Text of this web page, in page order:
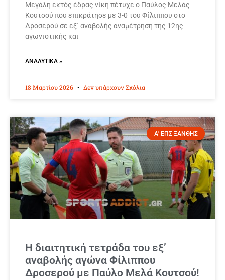
Μεγάλη εκτός έδρας νίκη πέτυχε ο Παύλος Μελάς
Κουτσού που επικράτησε με 3-0 του Φίλιππου στο
Δροσερού σε εξ΄ αναβολής αναμέτρηση της 12ης
αγωνιστικής και
ΑΝΑΛΥΤΙΚΆ »
18 Μαρτίου 2026 Δεν υπάρχουν Σχόλια
Α' ΕΠΣ ΞΑΝΘΗΣ
Η διαιτητική τετράδα του εξ’
αναβολής αγώνα Φίλιππου
Δροσερού με Παύλο Μελά Κουτσού!